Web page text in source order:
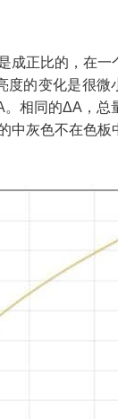
成正比的，在
度的变化是很微
。相同的ΔA ，
中灰色不在色